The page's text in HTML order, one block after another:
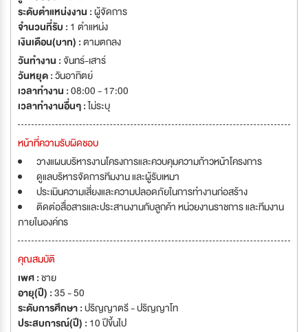
ระดับตำแหน่งงาน :ผู้จัดการ
จำนวนที่รับ : 1 ตำแหน่ง
เงินเดือน(บาท) :ตามตกลง
วันทำงาน :จันทร์-เสาร์
วันหยุด :วันอาทิตย์
เวลาทำงาน :08:00 - 17:00
เวลาทำงานอื่นๆ :ไม่ระบุ
หน้าที่ความรับผิดชอบ
วางแผนบริหารงานโครงการและควบคุมความก้าวหน้าโครงการ
ดูแลบริหารจัดการทีมงาน และผู้รับเหมา
ประเมินความเสี่ยงและความปลอดภัยในการทำงานก่อสร้าง
ติดต่อสื่อสารและประสานงานกับลูกค้า หน่วยงานราชการ และทีมงาน
ภายในองค์กร
คุณสมบัติ
เพศ :ชาย
อายุ(ปี) :35 - 50
ระดับการศึกษา :ปริญญาตรี - ปริญญาโท
ประสบการณ์(ปี) : 10 ปีขึ้นไป